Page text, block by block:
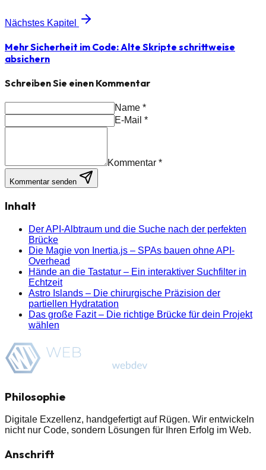
Nächstes Kapitel
Mehr Sicherheit im Code: Alte Skripte schrittweise
absichern
Schreiben Sie einen Kommentar
Name *
E-Mail *
Kommentar *
Kommentar senden
Inhalt
Der API-Albtraum und die Suche nach der perfekten
Brücke
Die Magie von Inertia.js – SPAs bauen ohne API-
Overhead
Hände an die Tastatur – Ein interaktiver Suchfilter in
Echtzeit
Astro Islands – Die chirurgische Präzision der
partiellen Hydratation
Das große Fazit – Die richtige Brücke für dein Projekt
wählen
Philosophie
Digitale Exzellenz, handgefertigt auf Rügen. Wir entwickeln
nicht nur Code, sondern Lösungen für Ihren Erfolg im Web.
Anschrift